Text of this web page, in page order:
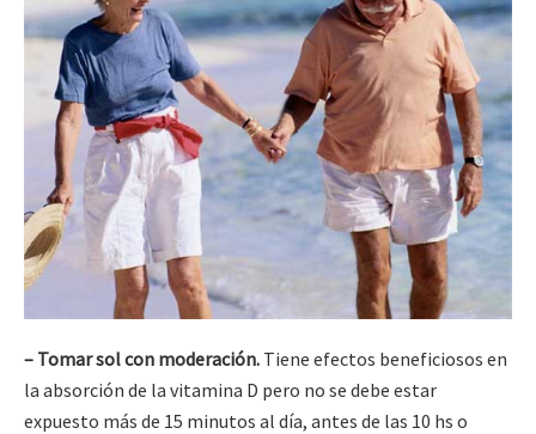
– Tomar sol con moderación. Tiene efectos beneficiosos en
la absorción de la vitamina D pero no se debe estar
expuesto más de 15 minutos al día, antes de las 10 hs o